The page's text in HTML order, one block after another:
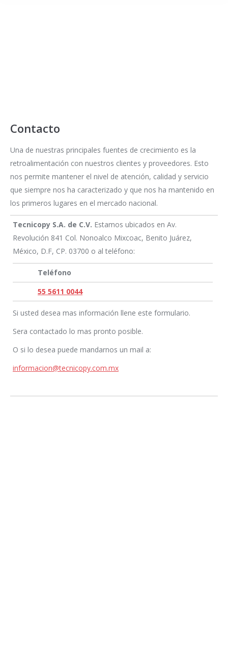
Contacto
Una de nuestras principales fuentes de crecimiento es la
retroalimentación con nuestros clientes y proveedores. Esto
nos permite mantener el nivel de atención, calidad y servicio
que siempre nos ha caracterizado y que nos ha mantenido en
los primeros lugares en el mercado nacional.
Tecnicopy S.A. de C.V. Estamos ubicados en Av.
Revolución 841 Col. Nonoalco Mixcoac, Benito Juárez,
México, D.F, CP. 03700 o al teléfono:
Teléfono
55 5611 0044
Si usted desea mas información llene este formulario.
Sera contactado lo mas pronto posible.
O si lo desea puede mandarnos un mail a:
informacion@tecnicopy.com.mx